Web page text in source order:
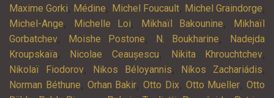
Maxime Gorki, Médine, Michel Foucault, Michel Graindorge,
Michel-Ange, Michelle Loi, Mikhaïl Bakounine,
Mikhaïl
Gorbatchev, Moishe Postone, N. Boukharine,
Nadejda
Kroupskaïa, Nicolae Ceaușescu, Nikita Khrouchtchev,
Nikolaï Fiodorov, Nikos Béloyannis, Níkos Zachariádis,
Norman Béthune, Orhan Bakir, Otto Dix, Otto Mueller, Otto